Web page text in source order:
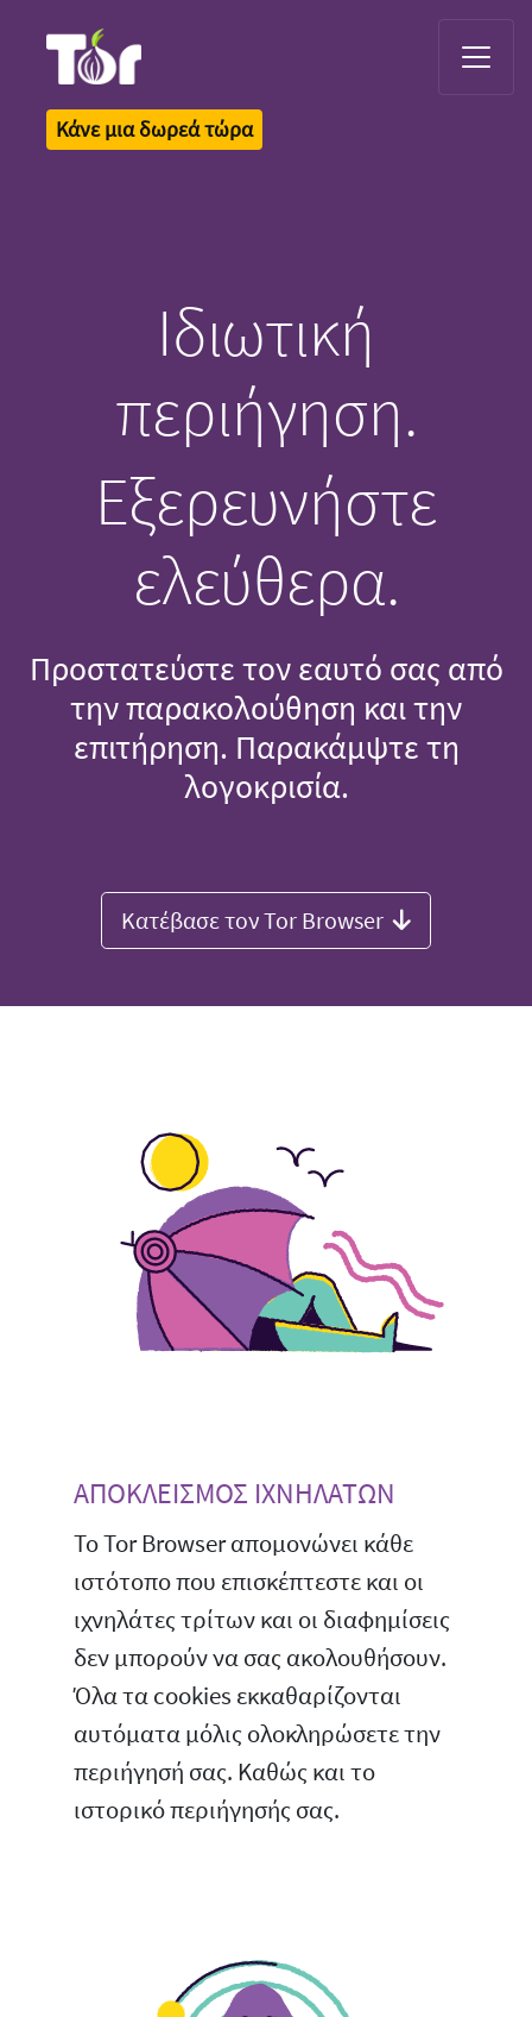
Κάνε μια δωρεά τώρα
Ιδιωτική
περιήγηση.
Εξερευνήστε
ελεύθερα.
Προστατεύστε τον εαυτό σας από
την παρακολούθηση και την
επιτήρηση. Παρακάμψτε τη
λογοκρισία.
Κατέβασε τον Tor Browser
ΑΠΟΚΛΕΙΣΜΟΣ ΙΧΝΗΛΑΤΩΝ
Το Tor Browser απομονώνει κάθε
ιστότοπο που επισκέπτεστε και οι
ιχνηλάτες τρίτων και οι διαφημίσεις
δεν μπορούν να σας ακολουθήσουν.
Όλα τα cookies εκκαθαρίζονται
αυτόματα μόλις ολοκληρώσετε την
περιήγησή σας. Καθώς και το
ιστορικό περιήγησής σας.